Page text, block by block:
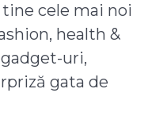
cele mai noi
health &
uri,
gata de